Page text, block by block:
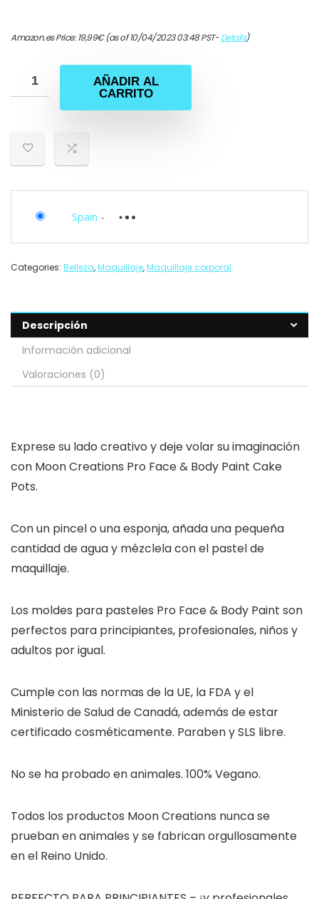
Amazon.es Price:19,99€(as of 10/04/2023 03:48 PST-Details)
AÑADIR AL
CARRITO
Spain -
Categories: Belleza,Maquillaje,Maquillaje corporal
Descripción
Información adicional
Valoraciones (0)
Exprese su lado creativo y deje volar su imaginación
con Moon Creations Pro Face & Body Paint Cake
Pots.
Con un pincel o una esponja, añada una pequeña
cantidad de agua y mézclela con el pastel de
maquillaje.
Los moldes para pasteles Pro Face & Body Paint son
perfectos para principiantes, profesionales, niños y
adultos por igual.
Cumple con las normas de la UE, la FDA y el
Ministerio de Salud de Canadá, además de estar
certificado cosméticamente. Paraben y SLS libre.
No se ha probado en animales. 100% Vegano.
Todos los productos Moon Creations nunca se
prueban en animales y se fabrican orgullosamente
en el Reino Unido.